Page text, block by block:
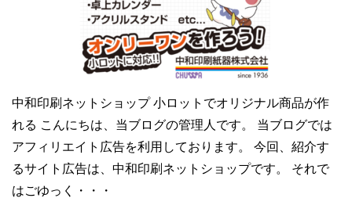
中和印刷ネットショップ 小ロットでオリジナル商品が作
れる こんにちは、当ブログの管理人です。 当ブログでは
アフィリエイト広告を利用しております。 今回、紹介す
るサイト広告は、中和印刷ネットショップです。 それで
はごゆっく・・・